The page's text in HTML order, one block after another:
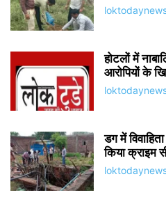
होटलों में
आरोपियों के
डग में
किया क्राइम